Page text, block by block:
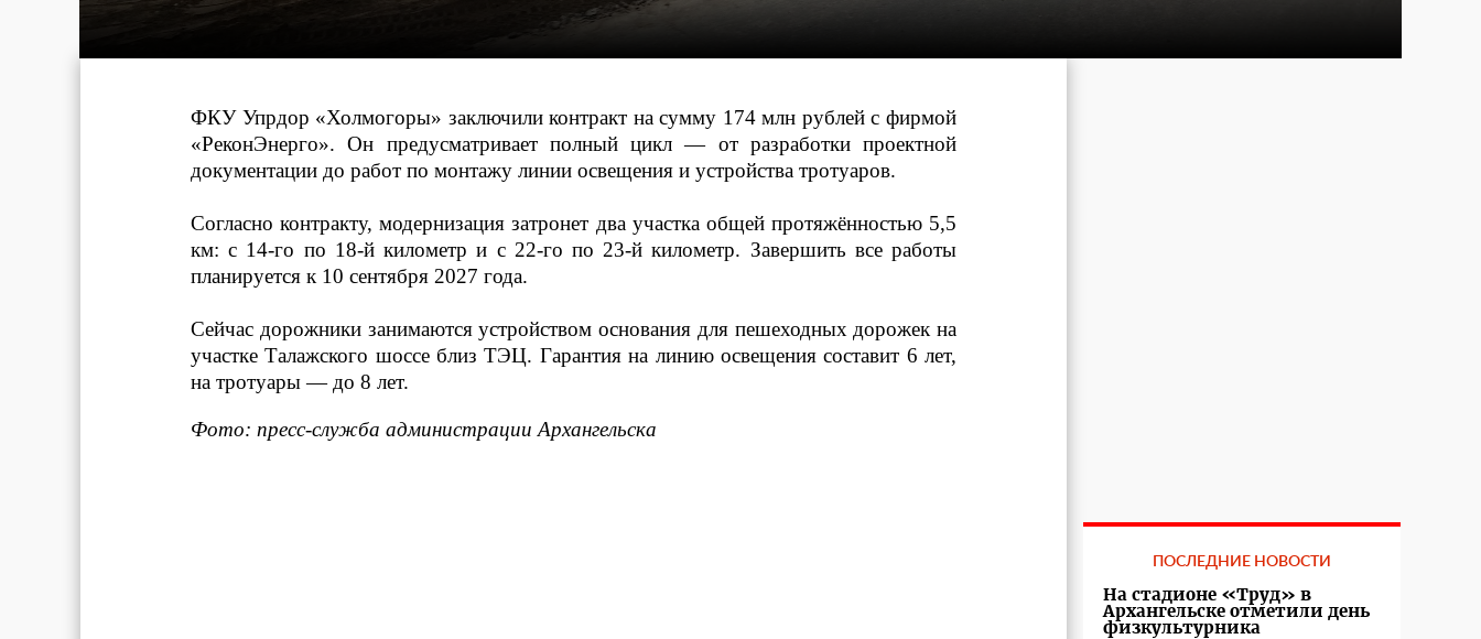
ФКУ Упрдор «Холмогоры» заключили контракт на сумму 174 млн рублей с фирмой
«РеконЭнерго». Он предусматривает полный цикл — от разработки проектной
документации до работ по монтажу линии освещения и устройства тротуаров.
Согласно контракту, модернизация затронет два участка общей протяжённостью 5,5
км: с 14-го по 18-й километр и с 22-го по 23-й километр. Завершить все работы
планируется к 10 сентября 2027 года.
Сейчас дорожники занимаются устройством основания для пешеходных дорожек на
участке Талажского шоссе близ ТЭЦ. Гарантия на линию освещения составит 6 лет,
на тротуары — до 8 лет.
Фото: пресс-служба администрации Архангельска
ПОСЛЕДНИЕ НОВОСТИ
На стадионе «Труд» в
Архангельске отметили день
физкультурника